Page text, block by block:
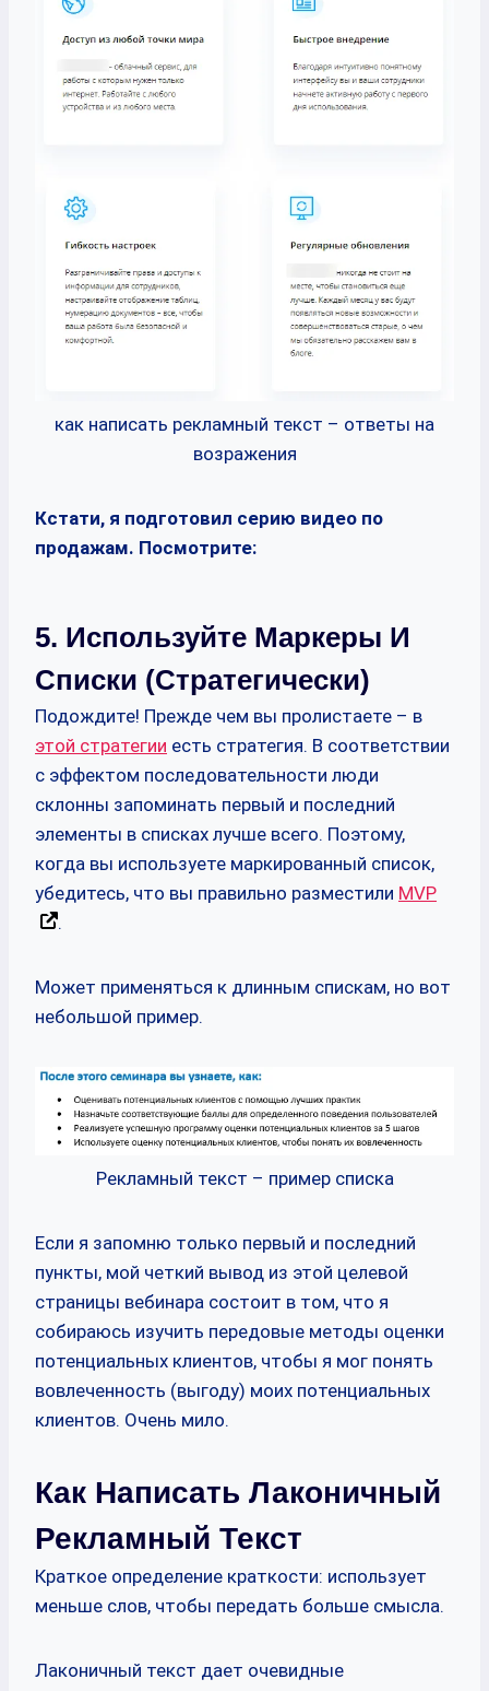
как написать рекламный текст – ответы на
возражения
Кстати, я подготовил серию видео по
продажам. Посмотрите:
5. Используйте Маркеры И
Списки (стратегически)
Подождите! Прежде чем вы пролистаете – в
этой стратегии есть стратегия. В соответствии
с эффектом последовательности люди
склонны запоминать первый и последний
элементы в списках лучше всего. Поэтому,
когда вы используете маркированный список,
убедитесь, что вы правильно разместили MVP
.
Может применяться к длинным спискам, но вот
небольшой пример.
Рекламный текст – пример списка
Если я запомню только первый и последний
пункты, мой четкий вывод из этой целевой
страницы вебинара состоит в том, что я
собираюсь изучить передовые методы оценки
потенциальных клиентов, чтобы я мог понять
вовлеченность (выгоду) моих потенциальных
клиентов. Очень мило.
Как Написать Лаконичный
Рекламный Текст
Краткое определение краткости: использует
меньше слов, чтобы передать больше смысла.
Лаконичный текст дает очевидные